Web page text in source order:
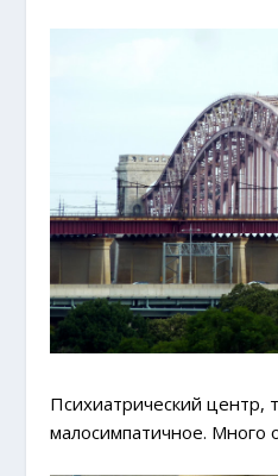
Психиатрический центр,
малосимпатичное. Много